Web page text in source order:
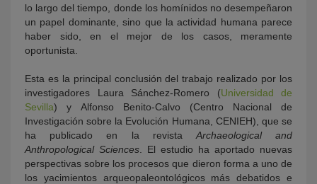
lo largo del tiempo, donde los homínidos no desempeñaron
un papel dominante, sino que la actividad humana parece
haber sido, en el mejor de los casos, meramente
oportunista.
Esta es la principal conclusión del trabajo realizado por los
investigadores Laura Sánchez-Romero (Universidad de
Sevilla) y Alfonso Benito-Calvo (Centro Nacional de
Investigación sobre la Evolución Humana, CENIEH), que se
ha publicado en la revista Archaeological and
Anthropological Sciences . El estudio ha aportado nuevas
perspectivas sobre los procesos que dieron forma a uno de
los yacimientos arqueopaleontológicos más debatidos e